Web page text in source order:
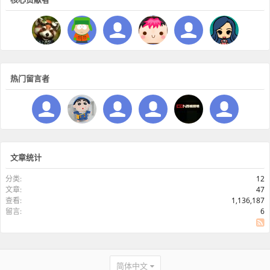
热门留言者
文章统计
分类:
12
文章:
47
查看:
1,136,187
留言:
6
简体中文